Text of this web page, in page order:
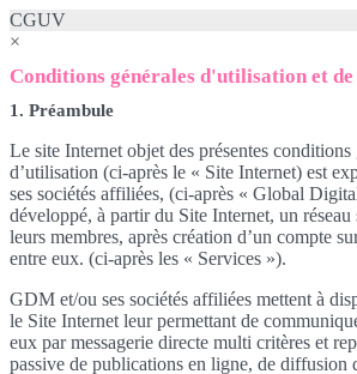
CGUV
×
Conditions générales d'utilisation et de
1. Préambule
Le site Internet objet des présentes conditions
d’utilisation (ci-après le « Site Internet) est
ses sociétés affiliées, (ci-après « Global
développé, à partir du Site Internet, un réseau
leurs membres, après création d’un compte
entre eux. (ci-après les « Services »).
GDM et/ou ses sociétés affiliées mettent à
le Site Internet leur permettant de
eux par messagerie directe multi critères et
passive de publications en ligne, de diffusion